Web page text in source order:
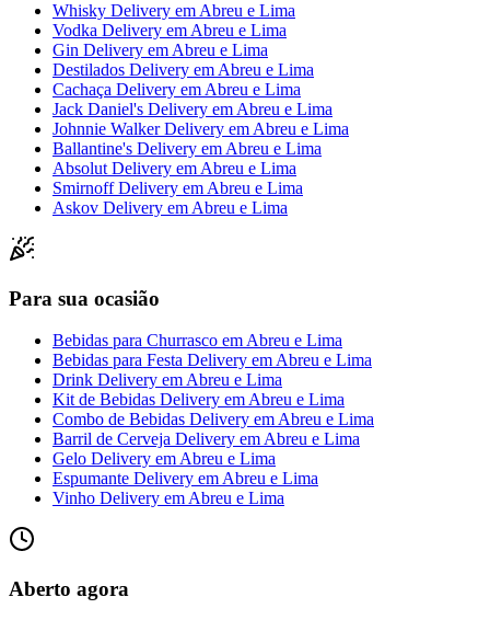
Whisky Delivery em Abreu e Lima
Vodka Delivery em Abreu e Lima
Gin Delivery em Abreu e Lima
Destilados Delivery em Abreu e Lima
Cachaça Delivery em Abreu e Lima
Jack Daniel's Delivery em Abreu e Lima
Johnnie Walker Delivery em Abreu e Lima
Ballantine's Delivery em Abreu e Lima
Absolut Delivery em Abreu e Lima
Smirnoff Delivery em Abreu e Lima
Askov Delivery em Abreu e Lima
Para sua ocasião
Bebidas para Churrasco emAbreu e Lima
Bebidas para Festa Delivery emAbreu e Lima
Drink Delivery emAbreu e Lima
Kit de Bebidas Delivery emAbreu e Lima
Combo de Bebidas Delivery emAbreu e Lima
Barril de Cerveja Delivery emAbreu e Lima
Gelo Delivery emAbreu e Lima
Espumante Delivery emAbreu e Lima
Vinho Delivery emAbreu e Lima
Aberto agora